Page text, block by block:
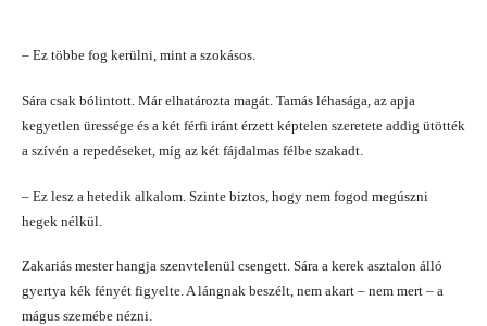
– Ez többe fog kerülni, mint a szokásos.
Sára csak bólintott. Már elhatározta magát. Tamás léhasága, az apja
kegyetlen üressége és a két férfi iránt érzett képtelen szeretete addig ütötték
a szívén a repedéseket, míg az két fájdalmas félbe szakadt.
– Ez lesz a hetedik alkalom. Szinte biztos, hogy nem fogod megúszni
hegek nélkül.
Zakariás mester hangja szenvtelenül csengett. Sára a kerek asztalon álló
gyertya kék fényét figyelte. A lángnak beszélt, nem akart – nem mert – a
mágus szemébe nézni.